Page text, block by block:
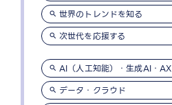
世界のトレンドを知る
次世代を応援する
AI（人工知能）・生成AI・AX
データ・クラウド